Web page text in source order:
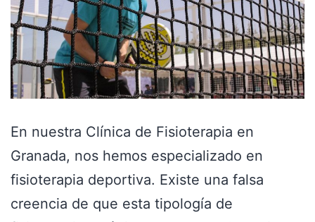
En nuestra Clínica de Fisioterapia en
Granada, nos hemos especializado en
fisioterapia deportiva. Existe una falsa
creencia de que esta tipología de